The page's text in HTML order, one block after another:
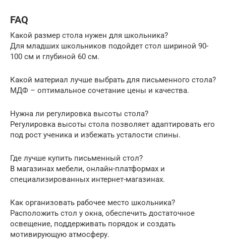
FAQ
Какой размер стола нужен для школьника?
Для младших школьников подойдет стол шириной 90-
100 см и глубиной 60 см.
Какой материал лучше выбрать для письменного стола?
МДФ – оптимальное сочетание цены и качества.
Нужна ли регулировка высоты стола?
Регулировка высоты стола позволяет адаптировать его
под рост ученика и избежать усталости спины.
Где лучше купить письменный стол?
В магазинах мебели, онлайн-платформах и
специализированных интернет-магазинах.
Как организовать рабочее место школьника?
Расположить стол у окна, обеспечить достаточное
освещение, поддерживать порядок и создать
мотивирующую атмосферу.